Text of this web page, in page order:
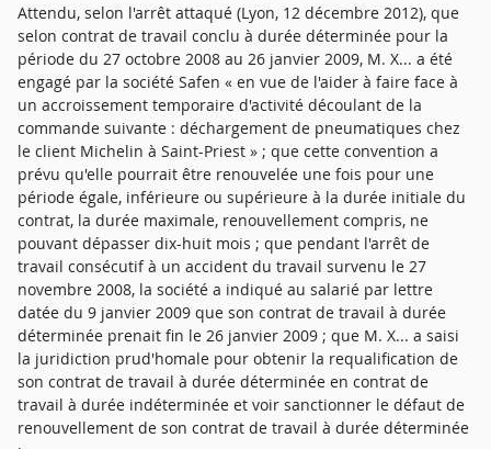
Attendu, selon l'arrêt attaqué (Lyon, 12 décembre 2012), que
selon contrat de travail conclu à durée déterminée pour la
période du 27 octobre 2008 au 26 janvier 2009, M. X... a été
engagé par la société Safen « en vue de l'aider à faire face à
un accroissement temporaire d'activité découlant de la
commande suivante : déchargement de pneumatiques chez
le client Michelin à Saint-Priest » ; que cette convention a
prévu qu'elle pourrait être renouvelée une fois pour une
période égale, inférieure ou supérieure à la durée initiale du
contrat, la durée maximale, renouvellement compris, ne
pouvant dépasser dix-huit mois ; que pendant l'arrêt de
travail consécutif à un accident du travail survenu le 27
novembre 2008, la société a indiqué au salarié par lettre
datée du 9 janvier 2009 que son contrat de travail à durée
déterminée prenait fin le 26 janvier 2009 ; que M. X... a saisi
la juridiction prud'homale pour obtenir la requalification de
son contrat de travail à durée déterminée en contrat de
travail à durée indéterminée et voir sanctionner le défaut de
renouvellement de son contrat de travail à durée déterminée